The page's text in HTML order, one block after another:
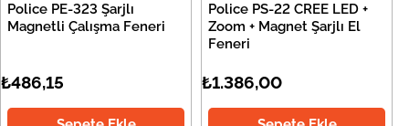
Police PE-323 Şarjlı
Magnetli Çalışma Feneri
₺486,15
Police PS-22 CREE LED +
Zoom + Magnet Şarjlı El
Feneri
₺1.386,00